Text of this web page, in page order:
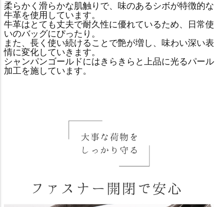
柔らかく滑らかな肌触りで、味のあるシボが特徴的な
牛革を使用しています。
牛革はとても丈夫で耐久性に優れているため、日常使
いのバッグにぴったり。
また、長く使い続けることで艶が増し、味わい深い表
情に変化していきます。
シャンパンゴールドにはきらきらと上品に光るパール
加工を施しています。